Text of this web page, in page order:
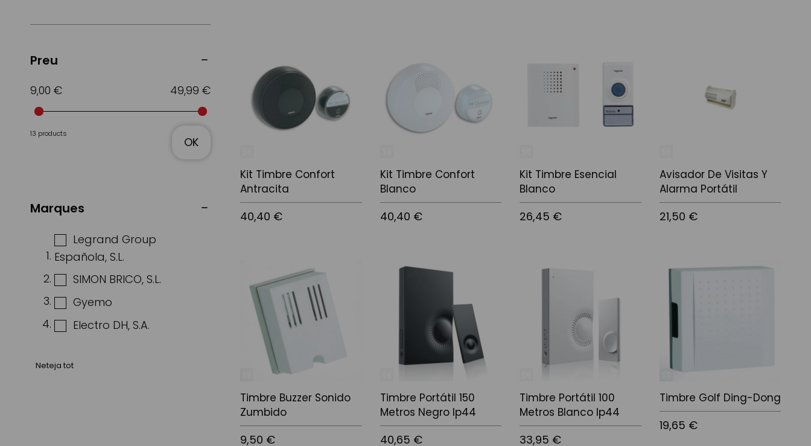
Kit Timbre Confort
Antracita
40,40 €
Kit Timbre Confort
Blanco
40,40 €
Afegir a la cistella
Kit Timbre Esencial
Blanco
26,45 €
Afegir a la cistella
Avisador De Visitas Y
Alarma Portátil
21,50 €
Afegir a la cistella
Timbre Buzzer Sonido
Zumbido
9,50 €
Timbre Portátil 150
Metros Negro Ip44
40,65 €
Timbre Portátil 100
Metros Blanco Ip44
33,95 €
Timbre Golf Ding-Dong
19,65 €
Preu
9,00 € 49,99 €
13 products
OK
Marques
Legrand Group
Española, S.L.
SIMON BRICO, S.L.
Gyemo
Electro DH, S.A.
Neteja tot